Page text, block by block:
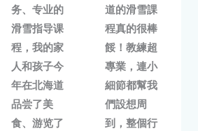
务、专业的
滑雪指导课
程，我的家
人和孩子今
年在北海道
品尝了美
食、游览了
道的滑雪課
程真的很棒
餒！ 教練超
專業，連小
細節都幫我
們設想周
到， 整個行